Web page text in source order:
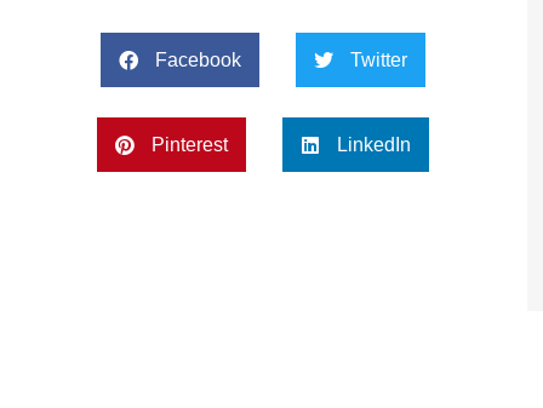
Facebook Twitter
Pinterest LinkedIn